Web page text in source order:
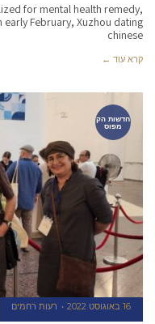
for mental health remedy,
February, Xuzhou dating
chinese
קרא עוד ←
חדשות הק
מפוס
16 באוגוסט 2022 רעות רחמים